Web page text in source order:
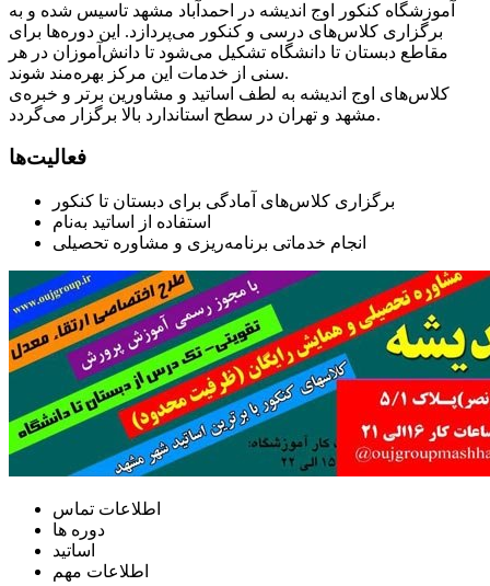
آموزشگاه کنکور اوج اندیشه در احمدآباد مشهد تاسیس شده و به
برگزاری کلاس‌های درسی و کنکور می‌پردازد. این دوره‌ها برای
مقاطع دبستان تا دانشگاه تشکیل می‌شود تا دانش‌آموزان در هر
سنی از خدمات این مرکز بهره‌مند شوند.
کلاس‌های اوج اندیشه به لطف اساتید و مشاورین برتر و خبره‌ی
مشهد و تهران در سطح استاندارد بالا برگزار می‌گردد.
فعالیت‌ها
برگزاری کلاس‌های آمادگی برای دبستان تا کنکور
استفاده از اساتید به‌نام
انجام خدماتی برنامه‌ریزی و مشاوره تحصیلی
اطلاعات تماس
دوره ها
اساتید
اطلاعات مهم